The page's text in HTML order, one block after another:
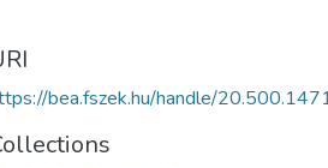
bea.fszek.hu/handle/